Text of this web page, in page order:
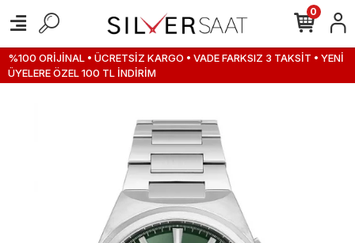
%100 ORİJİNAL • ÜCRETSİZ KARGO • VADE FARKSIZ 3 TAKSİT • YENİ
ÜYELERE ÖZEL 100 TL İNDİRİM
0